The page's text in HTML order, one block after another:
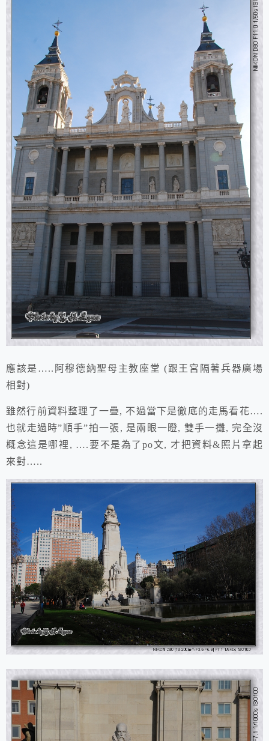
應該是…..阿穆德納聖母主教座堂 (跟 王宮隔著兵器廣場
相對)
雖然行前資料整理了一疊, 不過當下是徹底的走馬看花….
也就走過時”順手”拍一張, 是兩眼一瞪, 雙手一攤, 完全沒
概念這是哪裡, ….要不是為了po文, 才把資料&照片拿起
來對…..